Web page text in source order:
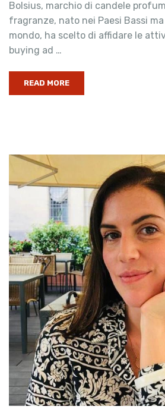
Bolsius, marchio di candele
fragranze, nato nei Paesi Bassi
mondo, ha scelto di affidare le
buying ad …
READ MORE